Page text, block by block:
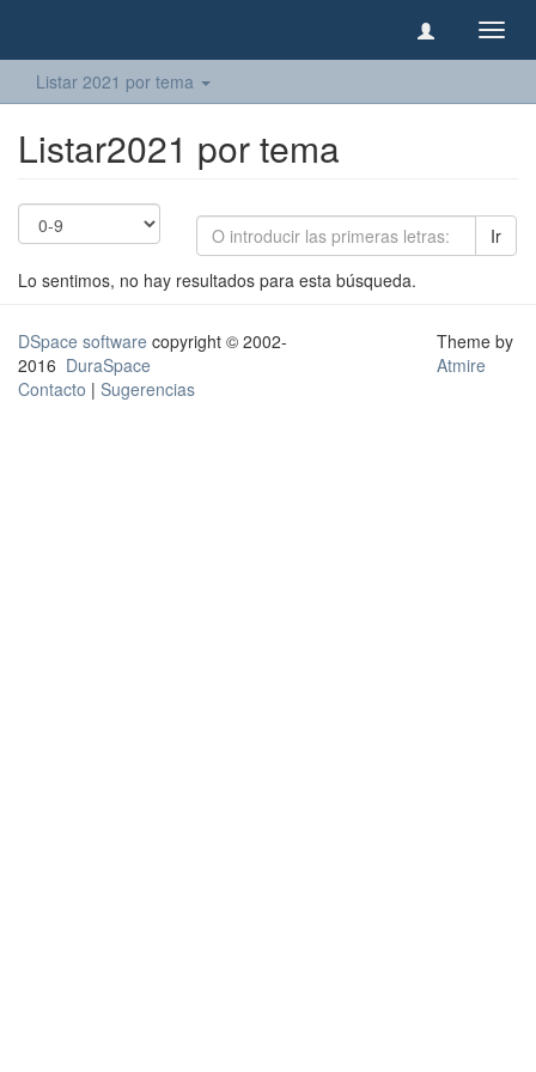
Listar 2021 por tema
Listar2021 por tema
Ir
Lo sentimos, no hay resultados para esta búsqueda.
DSpace software copyright © 2002-
2016 DuraSpace
Contacto | Sugerencias
Theme by
Atmire